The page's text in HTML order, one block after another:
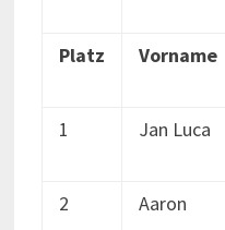
Platz Vorname
1 Jan Luca
2 Aaron